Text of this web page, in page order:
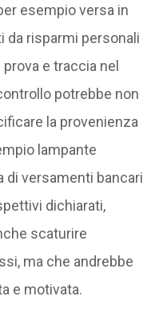
esempio versa in
da risparmi personali
e traccia nel
potrebbe non
la provenienza
lampante
di versamenti bancari
dichiarati,
scaturire
ma che andrebbe
e motivata.